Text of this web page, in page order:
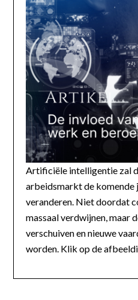
Artificiële intelligentie zal
arbeidsmarkt de komende
veranderen. Niet doordat
massaal verdwijnen, maar
verschuiven en nieuwe
worden. Klik op de